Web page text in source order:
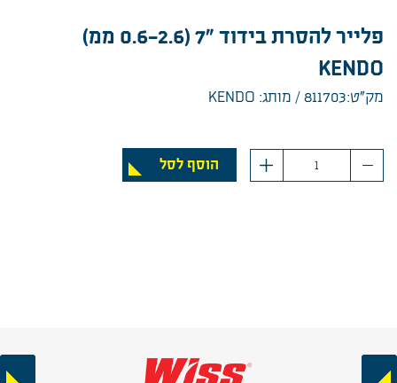
פלייר להסרת בידוד "7 (0.6-2.6 ממ)
KENDO
מק”ט:811703 מותג: KENDO
הוסף לסל
Previous
Next